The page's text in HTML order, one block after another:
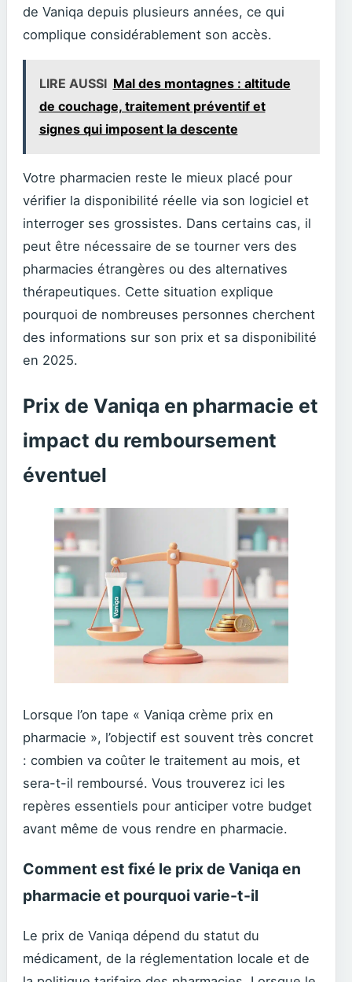
de Vaniqa depuis plusieurs années, ce qui
complique considérablement son accès.
LIRE AUSSI Mal des montagnes : altitude
de couchage, traitement préventif et
signes qui imposent la descente
Votre pharmacien reste le mieux placé pour
vérifier la disponibilité réelle via son logiciel et
interroger ses grossistes. Dans certains cas, il
peut être nécessaire de se tourner vers des
pharmacies étrangères ou des alternatives
thérapeutiques. Cette situation explique
pourquoi de nombreuses personnes cherchent
des informations sur son prix et sa disponibilité
en 2025.
Prix de Vaniqa en pharmacie et
impact du remboursement
éventuel
Lorsque l’on tape « Vaniqa crème prix en
pharmacie », l’objectif est souvent très concret
: combien va coûter le traitement au mois, et
sera-t-il remboursé. Vous trouverez ici les
repères essentiels pour anticiper votre budget
avant même de vous rendre en pharmacie.
Comment est fixé le prix de Vaniqa en
pharmacie et pourquoi varie-t-il
Le prix de Vaniqa dépend du statut du
médicament, de la réglementation locale et de